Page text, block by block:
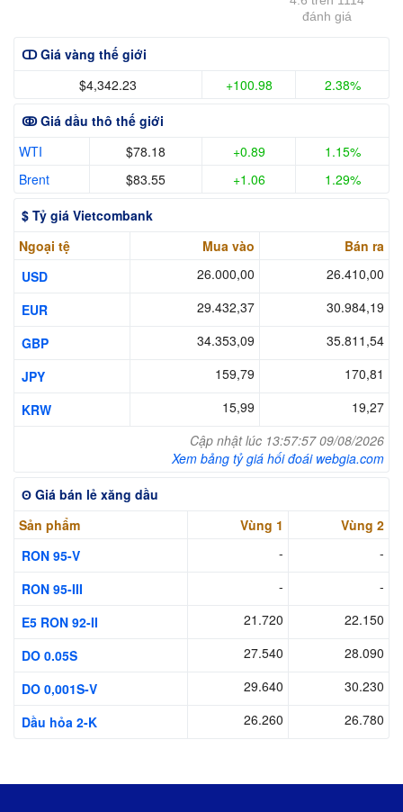
đánh giá
ↀ Giá vàng thế giới
$4,342.23
+100.98
2.38%
ↂ Giá dầu thô thế giới
WTI
$78.18 +0.89
1.15%
Brent
$83.55 +1.06
1.29%
$ Tỷ giá Vietcombank
Ngoại tệ
Mua vào
Bán ra
USD
26.000,00
26.410,00
EUR
29.432,37
30.984,19
GBP
34.353,09
35.811,54
JPY
159,79
170,81
KRW
15,99
19,27
Cập nhật lúc 13:57:57 09/08/2026
Xem bảng tỷ giá hối đoái webgia.com
ʘ Giá bán lẻ xăng dầu
Sản phẩm
Vùng 1
Vùng 2
RON 95-V
-
-
RON 95-III
-
-
E5 RON 92-II
21.720
22.150
DO 0.05S
27.540
28.090
DO 0,001S-V
29.640
30.230
Dầu hỏa 2-K
26.260 26.780